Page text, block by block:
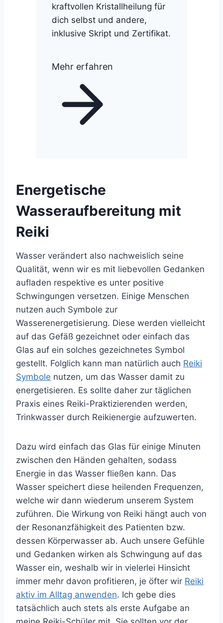
kraftvollen Kristallheilung für
dich selbst und andere,
inklusive Skript und Zertifikat.
Mehr erfahren
Energetische
Wasseraufbereitung mit
Reiki
Wasser verändert also nachweislich seine
Qualität, wenn wir es mit liebevollen Gedanken
aufladen respektive es unter positive
Schwingungen versetzen. Einige Menschen
nutzen auch Symbole zur
Wasserenergetisierung. Diese werden vielleicht
auf das Gefäß gezeichnet oder einfach das
Glas auf ein solches gezeichnetes Symbol
gestellt. Folglich kann man natürlich auch Reiki
Symbole nutzen, um das Wasser damit zu
energetisieren. Es sollte daher zur täglichen
Praxis eines Reiki-Praktizierenden werden,
Trinkwasser durch Reikienergie aufzuwerten.
Dazu wird einfach das Glas für einige Minuten
zwischen den Händen gehalten, sodass
Energie in das Wasser fließen kann. Das
Wasser speichert diese heilenden Frequenzen,
welche wir dann wiederum unserem System
zuführen. Die Wirkung von Reiki hängt auch von
der Resonanzfähigkeit des Patienten bzw.
dessen Körperwasser ab. Auch unsere Gefühle
und Gedanken wirken als Schwingung auf das
Wasser ein, weshalb wir in vielerlei Hinsicht
immer mehr davon profitieren, je öfter wir Reiki
aktiv im Alltag anwenden. Ich gebe dies
tatsächlich auch stets als erste Aufgabe an